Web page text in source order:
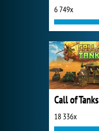
6 749x
Call of Tanks
18 336x